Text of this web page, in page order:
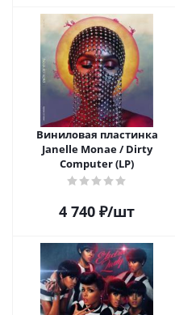
Виниловая пластинка
Janelle Monae / Dirty
Computer (LP)
4 740 ₽/шт